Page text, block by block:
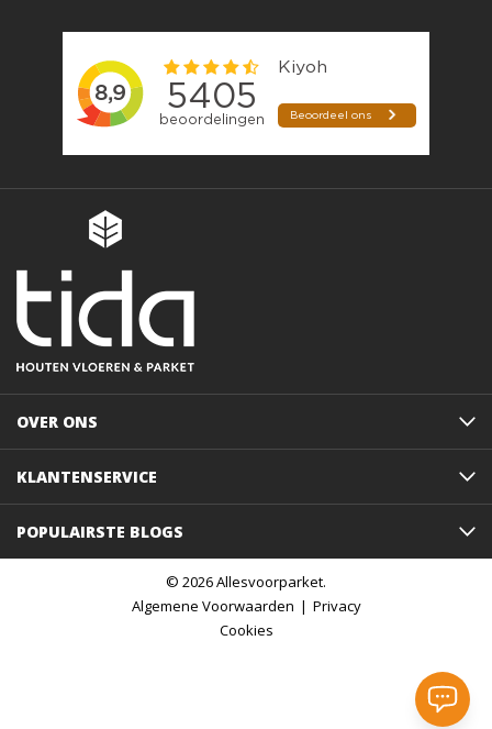
OVER ONS
KLANTENSERVICE
POPULAIRSTE BLOGS
© 2026 Allesvoorparket.
Algemene Voorwaarden
Privacy
Cookies